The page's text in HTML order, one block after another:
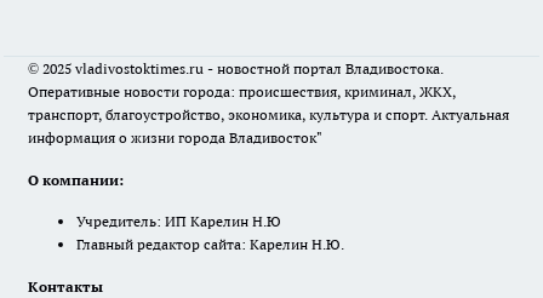
© 2025 vladivostoktimes.ru - новостной портал Владивостока.
Оперативные новости города: происшествия, криминал, ЖКХ,
транспорт, благоустройство, экономика, культура и спорт. Актуальная
информация о жизни города Владивосток"
О компании:
Учредитель: ИП Карелин Н.Ю
Главный редактор сайта: Карелин Н.Ю.
Контакты